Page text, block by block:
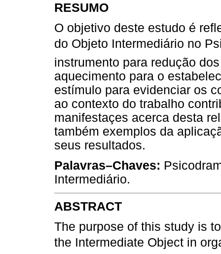
RESUMO
O objetivo deste estudo é
do Objeto Intermediário no
instrumento para redução
aquecimento para o
estímulo para evidenciar os
ao contexto do trabalho
manifestaçes acerca desta
também exemplos da
seus resultados.
Palavras–Chaves:
Intermediário.
ABSTRACT
The purpose of this study is
the Intermediate Object in